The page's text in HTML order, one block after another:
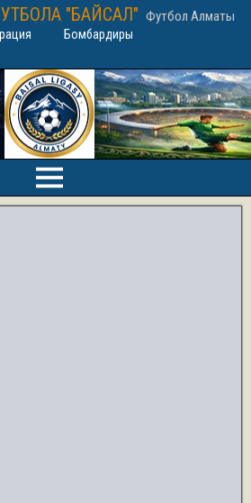
"БАЙСАЛ" Футбол Алматы
Бомбардиры